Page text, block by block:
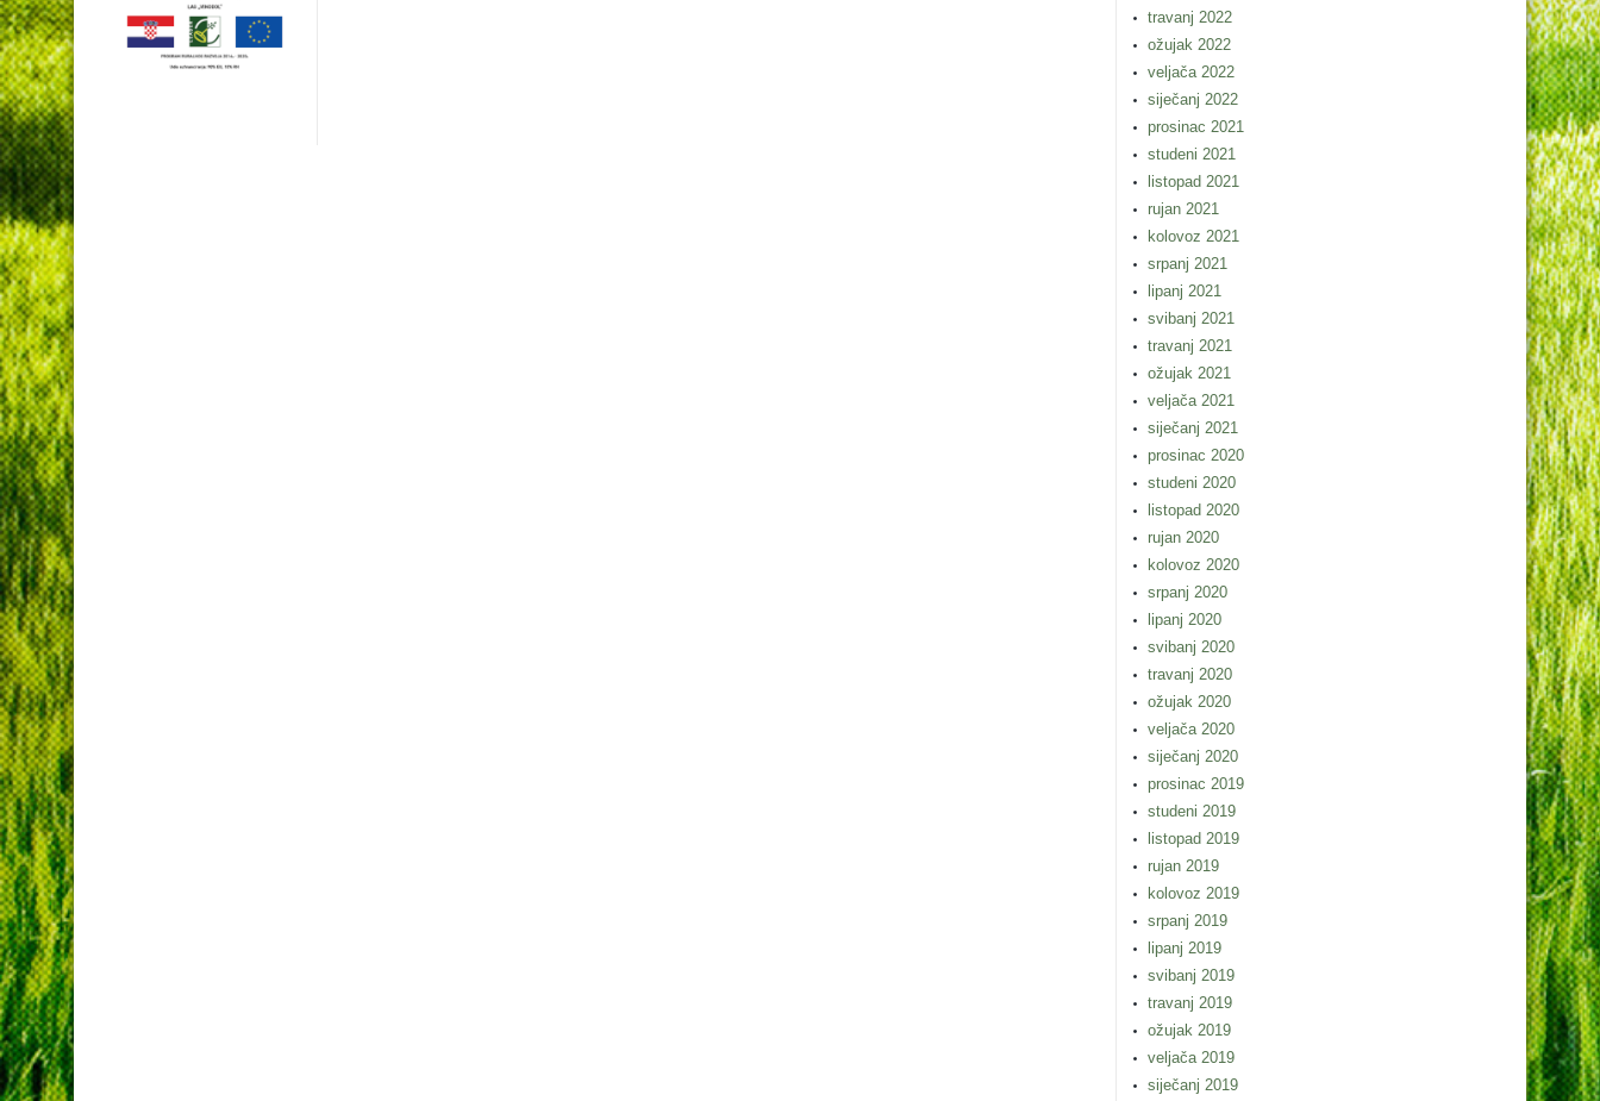
travanj 2022
ožujak 2022
veljača 2022
siječanj 2022
prosinac 2021
studeni 2021
listopad 2021
rujan 2021
kolovoz 2021
srpanj 2021
lipanj 2021
svibanj 2021
travanj 2021
ožujak 2021
veljača 2021
siječanj 2021
prosinac 2020
studeni 2020
listopad 2020
rujan 2020
kolovoz 2020
srpanj 2020
lipanj 2020
svibanj 2020
travanj 2020
ožujak 2020
veljača 2020
siječanj 2020
prosinac 2019
studeni 2019
listopad 2019
rujan 2019
kolovoz 2019
srpanj 2019
lipanj 2019
svibanj 2019
travanj 2019
ožujak 2019
veljača 2019
siječanj 2019